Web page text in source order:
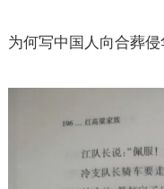
为何写中国人向合葬